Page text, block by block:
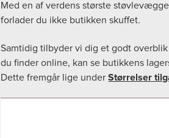
Med en af verdens største
forlader du ikke butikken skuffet.
Samtidig tilbyder vi dig et godt
du finder online, kan se butikkens
Dette fremgår lige underStørrelser